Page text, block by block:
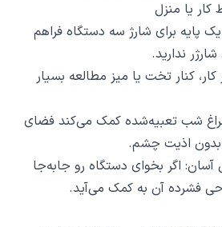
کار یا منزل
پایه برای شارژ سه دستگاه فراهم
ندارید.
کنار تخت یا میز مطالعه بسیار
شب تعبیه‌شده کمک می‌کند فضای
بدون اذیت چشم.
اگر بخوای دستگاه رو جابه‌جا
فشرده آن به کمک می‌آید.